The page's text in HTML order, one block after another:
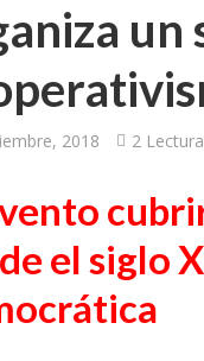
Rivas acoge la
Javier Bueno, el
El
un
2018 2
el siglo